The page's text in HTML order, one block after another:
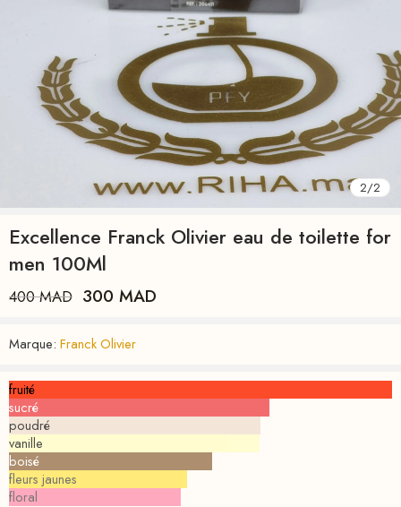
2/2
Excellence Franck Olivier eau de toilette for
men 100Ml
400MAD 300 MAD
Marque: Franck Olivier
fruité
sucré
poudré
vanille
boisé
fleurs jaunes
floral